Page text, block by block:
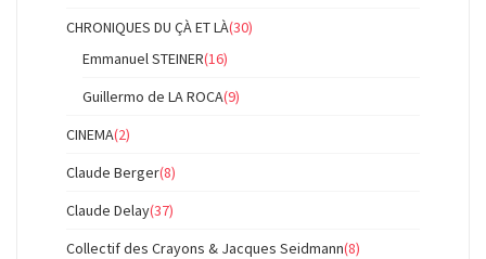
CHRONIQUES DU ÇÀ ET LÀ(30)
Emmanuel STEINER(16)
Guillermo de LA ROCA(9)
CINEMA(2)
Claude Berger(8)
Claude Delay(37)
Collectif des Crayons & Jacques Seidmann(8)